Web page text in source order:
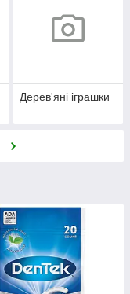
Дерев'яні іграшки